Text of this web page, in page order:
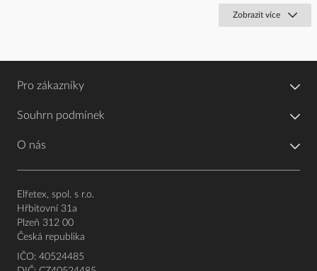
Zobrazit více
Pro zákazníky
Souhrn podmínek
O nás
Elfetex, spol. s r.o.
Hřbitovní 31a
Plzeň 312 00
Česká republika
IČO: 40524485